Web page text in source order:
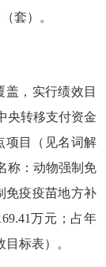
套）。
盖，实行绩效目
央转移支付资金
项目（见名词解
称：动物强制免
免疫疫苗地方补
万元；占年
标表）。